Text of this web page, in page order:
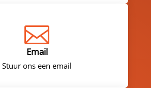

Email
Stuur ons een email